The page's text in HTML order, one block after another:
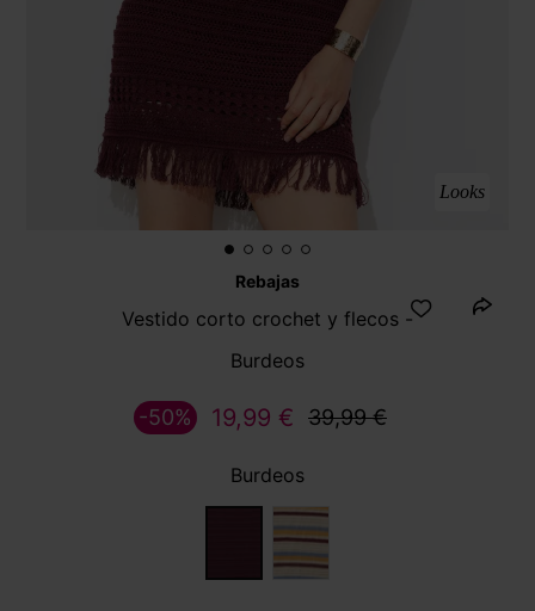
Looks
Rebajas
Vestido corto crochet y flecos -
Burdeos
19,99 € 39,99 €
-50%
Burdeos